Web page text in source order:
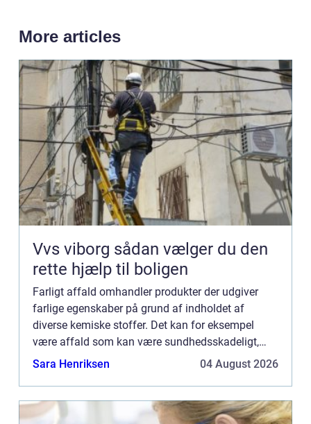
More articles
Vvs viborg sådan vælger du den
rette hjælp til boligen
Farligt affald omhandler produkter der udgiver
farlige egenskaber på grund af indholdet af
diverse kemiske stoffer. Det kan for eksempel
være affald som kan være sundhedsskadeligt,
brandfarlig, skadeligt for miljøet eller blot giftigt.
Sara Henriksen 04 August 2026